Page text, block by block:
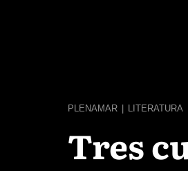
PLENAMAR LITERATURA
Tres